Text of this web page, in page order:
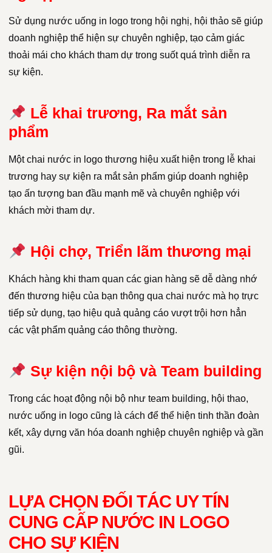
Sử dụng nước uống in logo trong hội nghị, hội thảo sẽ giúp
doanh nghiệp thể hiện sự chuyên nghiệp, tạo cảm giác
thoải mái cho khách tham dự trong suốt quá trình diễn ra
sự kiện.
Lễ khai trương, Ra mắt sản
phẩm
Một chai nước in logo thương hiệu xuất hiện trong lễ khai
trương hay sự kiện ra mắt sản phẩm giúp doanh nghiệp
tạo ấn tượng ban đầu mạnh mẽ và chuyên nghiệp với
khách mời tham dự.
Hội chợ, Triển lãm thương mại
Khách hàng khi tham quan các gian hàng sẽ dễ dàng nhớ
đến thương hiệu của bạn thông qua chai nước mà họ trực
tiếp sử dụng, tạo hiệu quả quảng cáo vượt trội hơn hẳn
các vật phẩm quảng cáo thông thường.
Sự kiện nội bộ và Team building
Trong các hoạt động nội bộ như team building, hội thao,
nước uống in logo cũng là cách để thể hiện tinh thần đoàn
kết, xây dựng văn hóa doanh nghiệp chuyên nghiệp và gần
gũi.
LỰA CHỌN ĐỐI TÁC UY TÍN
CUNG CẤP NƯỚC IN LOGO
CHO SỰ KIỆN